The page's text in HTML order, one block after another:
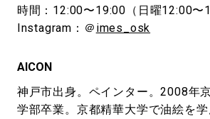
時間：12:00〜19:00（日曜12:00〜
Instagram：＠ imes_osk
AICON
神戸市出身。ペインター。2008年
学部卒業。京都精華大学で油絵を